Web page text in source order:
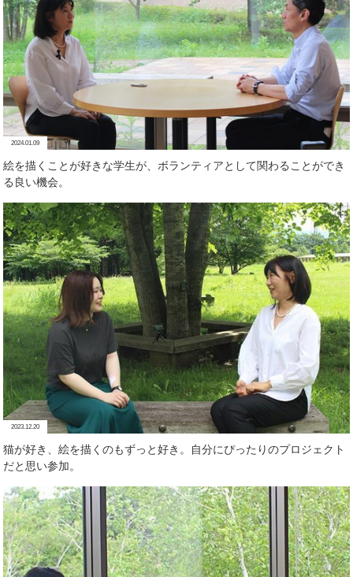
2024.01.09
絵を描くことが好きな学生が、ボランティアとして関わることができ
る良い機会。
2023.12.20
猫が好き、絵を描くのもずっと好き。自分にぴったりのプロジェクト
だと思い参加。